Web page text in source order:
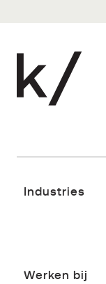
Industries
Werken bij